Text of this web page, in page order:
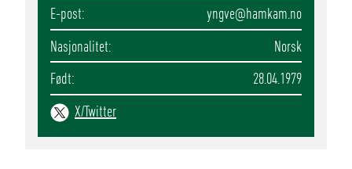
E-post
yngve@hamkam.no
Nasjonalitet
Norsk
Født
28.04.1979
X/Twitter